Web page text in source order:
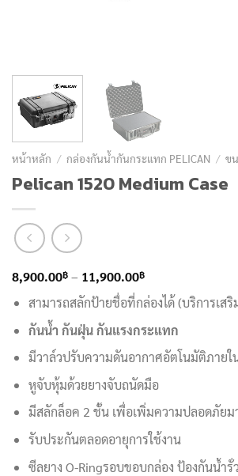
หน้าหลัก / กล่องกันน้ำกันกระแทก PELICAN / ข
Pelican 1520 Medium Case
8,900.00฿ – 11,900.00฿Price
range:
through
11,900.00฿
สามารถสลักป้ายชื่อที่กล่องได้ (บริการเสริ
กันน้ำ กันฝุ่น กันแรงกระแทก
มีวาล์วปรับความดันอากาศอัตโนมัติภายใ
หูจับหุ้มด้วยยางจับถนัดมือ
มีสลักล็อค 2 ชั้น เพื่อเพิ่มความปลอดภัยม
รับประกันตลอดอายุการใช้งาน
ซีลยาง O-Ringรอบขอบกล่อง ป้องกันน้ำรั่